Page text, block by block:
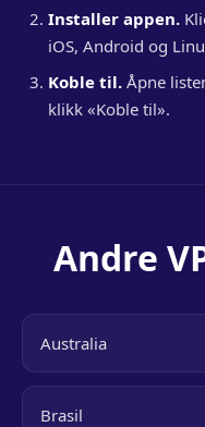
Installer appen.
iOS, Android og
Koble til. Åpne
klikk «Koble til».
Andre
Australia
Brasil